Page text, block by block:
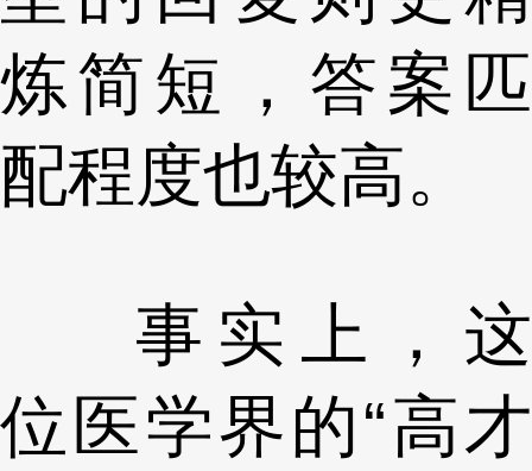
炼简短，答案匹
配程度也较高。
事实上，这
位医学界的“高才